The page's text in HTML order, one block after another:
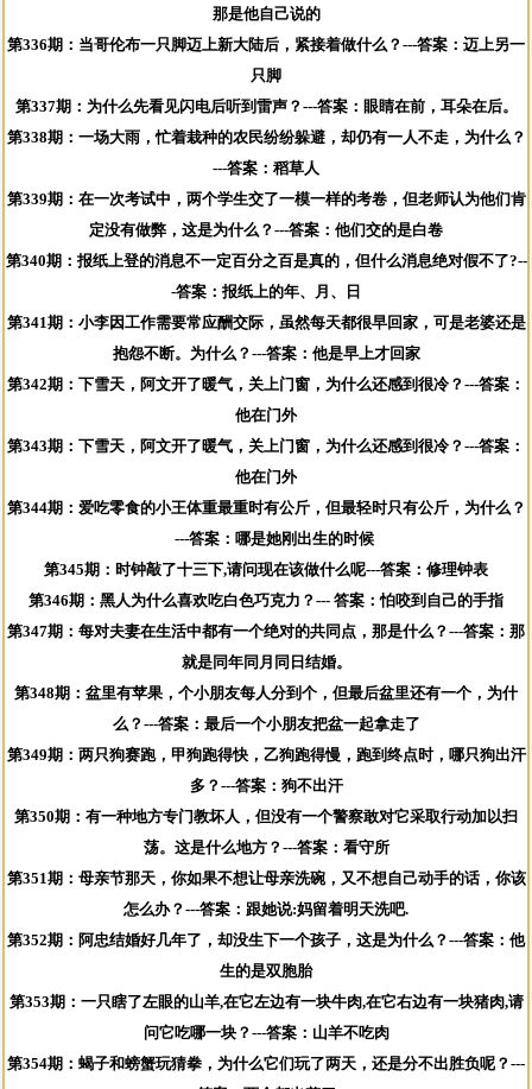
那是他自己说的
第336期：当哥伦布一只脚迈上新大陆后，紧接着做什么？---答案：迈上另一
只脚
第337期：为什么先看见闪电后听到雷声？---答案：眼睛在前，耳朵在后。
第338期：一场大雨，忙着栽种的农民纷纷躲避，却仍有一人不走，为什么？
---答案：稻草人
第339期：在一次考试中，两个学生交了一模一样的考卷，但老师认为他们肯
定没有做弊，这是为什么？---答案：他们交的是白卷
第340期：报纸上登的消息不一定百分之百是真的，但什么消息绝对假不了?--
-答案：报纸上的年、月、日
第341期：小李因工作需要常应酬交际，虽然每天都很早回家，可是老婆还是
抱怨不断。为什么？---答案：他是早上才回家
第342期：下雪天，阿文开了暖气，关上门窗，为什么还感到很冷？---答案：
他在门外
第343期：下雪天，阿文开了暖气，关上门窗，为什么还感到很冷？---答案：
他在门外
第344期：爱吃零食的小王体重最重时有公斤，但最轻时只有公斤，为什么？
---答案：哪是她刚出生的时候
第345期：时钟敲了十三下,请问现在该做什么呢---答案：修理钟表
第346期：黑人为什么喜欢吃白色巧克力？--- 答案：怕咬到自己的手指
第347期：每对夫妻在生活中都有一个绝对的共同点，那是什么？---答案：那
就是同年同月同日结婚。
第348期：盆里有苹果，个小朋友每人分到个，但最后盆里还有一个，为什
么？---答案：最后一个小朋友把盆一起拿走了
第349期：两只狗赛跑，甲狗跑得快，乙狗跑得慢，跑到终点时，哪只狗出汗
多？---答案：狗不出汗
第350期：有一种地方专门教坏人，但没有一个警察敢对它采取行动加以扫
荡。这是什么地方？---答案：看守所
第351期：母亲节那天，你如果不想让母亲洗碗，又不想自己动手的话，你该
怎么办？---答案：跟她说:妈留着明天洗吧.
第352期：阿忠结婚好几年了，却没生下一个孩子，这是为什么？---答案：他
生的是双胞胎
第353期：一只瞎了左眼的山羊,在它左边有一块牛肉,在它右边有一块猪肉,请
问它吃哪一块？---答案：山羊不吃肉
第354期：蝎子和螃蟹玩猜拳，为什么它们玩了两天，还是分不出胜负呢？---